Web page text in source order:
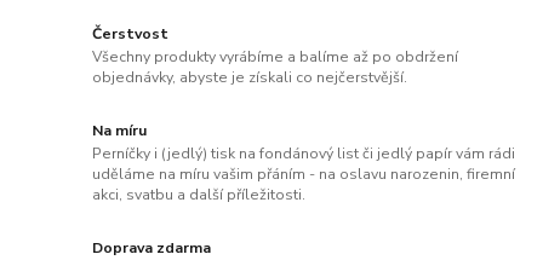
Čerstvost
Všechny produkty vyrábíme a balíme až po obdržení
objednávky, abyste je získali co nejčerstvější.
Na míru
Perníčky i (jedlý) tisk na fondánový list či jedlý papír vám rádi
uděláme na míru vašim přáním - na oslavu narozenin, firemní
akci, svatbu a další příležitosti.
Doprava zdarma